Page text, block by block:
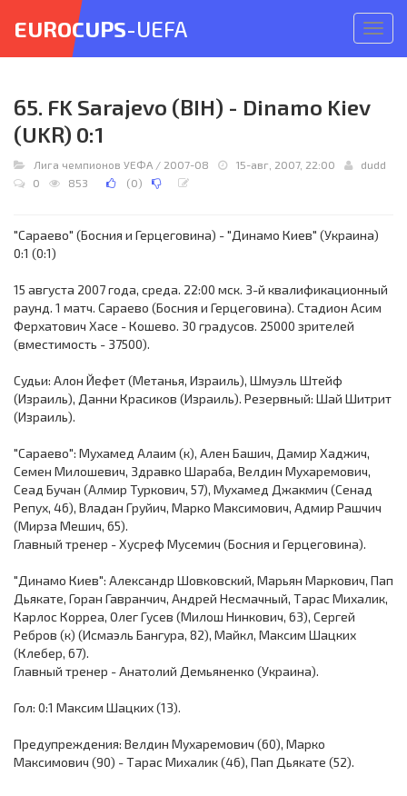
меню
EUROCUPS-UEFA
65. FK Sarajevo (BIH) - Dinamo Kiev
(UKR) 0:1
Лига чемпионов УЕФА / 2007-08 15-авг, 2007, 22:00
dudd
0
853 (0)
"Сараево" (Босния и Герцеговина) - "Динамо Киев" (Украина)
0:1 (0:1)
15 августа 2007 года, среда. 22:00 мск. 3-й квалификационный
раунд. 1 матч. Сараево (Босния и Герцеговина). Стадион Асим
Ферхатович Хасе - Кошево. 30 градусов. 25000 зрителей
(вместимость - 37500).
Судьи: Алон Йефет (Метанья, Израиль), Шмуэль Штейф
(Израиль), Данни Красиков (Израиль). Резервный: Шай Шитрит
(Израиль).
"Сараево": Мухамед Алаим (к), Ален Башич, Дамир Хаджич,
Семен Милошевич, Здравко Шараба, Велдин Мухаремович,
Сеад Бучан (Алмир Туркович, 57), Мухамед Джакмич (Сенад
Репух, 46), Владан Груйич, Марко Максимович, Адмир Рашчич
(Мирза Мешич, 65).
Главный тренер - Хусреф Мусемич (Босния и Герцеговина).
"Динамо Киев": Александр Шовковский, Марьян Маркович, Пап
Дьякате, Горан Гавранчич, Андрей Несмачный, Тарас Михалик,
Карлос Корреа, Олег Гусев (Милош Нинкович, 63), Сергей
Ребров (к) (Исмаэль Бангура, 82), Майкл, Максим Шацких
(Клебер, 67).
Главный тренер - Анатолий Демьяненко (Украина).
Гол: 0:1 Максим Шацких (13).
Предупреждения: Велдин Мухаремович (60), Марко
Максимович (90) - Тарас Михалик (46), Пап Дьякате (52).